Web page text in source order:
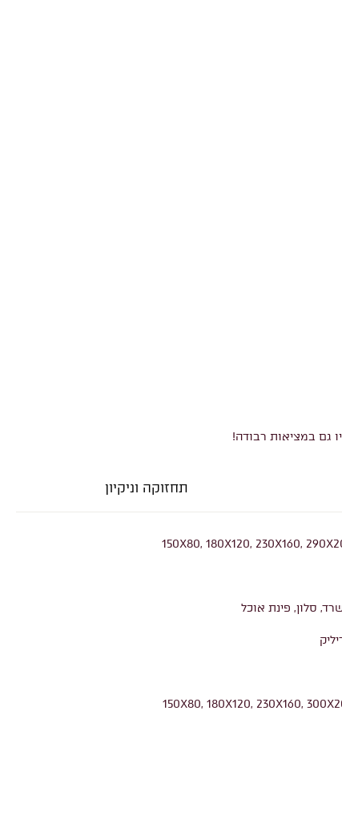
גם במציאות רבודה!
תחזוקה וניקיון
150X80, 180X120, 230X160,
סלון, פינת אוכל
150X80, 180X120, 230X160,